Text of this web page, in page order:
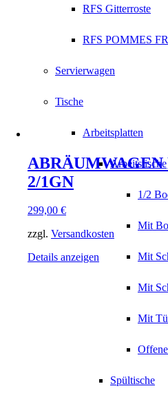
RFS Gitterroste
RFS POMMES
Servierwagen
Tische
Arbeitsplatten
Arbeitstische
1/2
Mit
Mit
Mit
Mit
Spültische
2/1GN
299,00 €
zzgl. Versandkosten
Details anzeigen